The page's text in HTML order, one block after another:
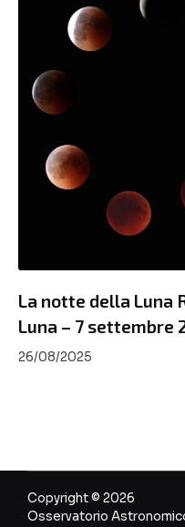
La notte della Luna
Luna – 7 settembre
26/08/2025
Copyright © 2026
Osservatorio